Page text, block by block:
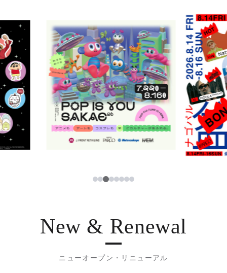
TAX FREE
PARCOメンバーズ
日本語
1234567
New & Renewal
ニューオープン・リニューアル